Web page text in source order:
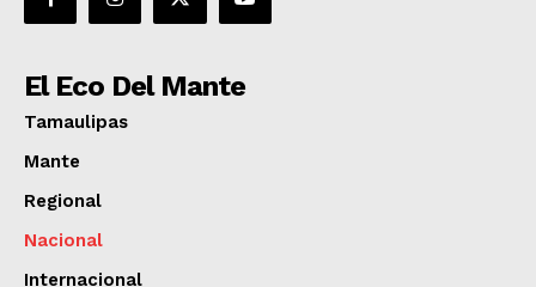
El Eco Del Mante
Tamaulipas
Mante
Regional
Nacional
Internacional